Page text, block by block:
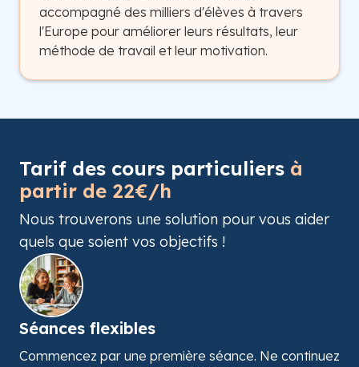
accompagné des milliers d'élèves à travers
l'Europe pour améliorer leurs résultats, leur
méthode de travail et leur motivation.
Tarif des cours particuliers à
partir de 22€/h
Nous trouverons une solution pour vous aider
quels que soient vos objectifs !
Séances flexibles
Commencez par une première séance. Ne continuez